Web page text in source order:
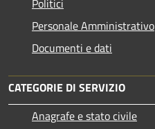
Politici
Personale Amministrativo
Documenti e dati
CATEGORIE DI SERVIZIO
Anagrafe e stato civile